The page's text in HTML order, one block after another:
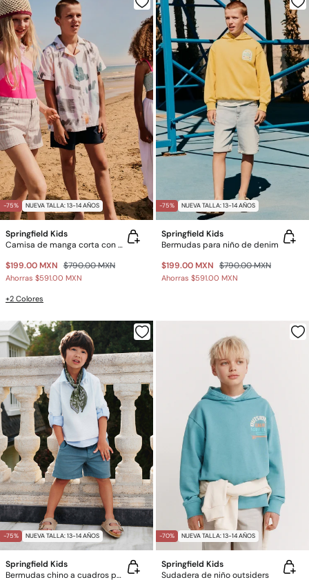
-75% NUEVA TALLA: 13-14 AÑOS
Springfield Kids
Camisa de manga corta con pinceladas para niño
$199.00 MXN $790.00 MXN
Ahorras $591.00 MXN
+2 Colores
-75% NUEVA TALLA: 13-14 AÑOS
Springfield Kids
Bermudas para niño de denim
$199.00 MXN $790.00 MXN
Ahorras $591.00 MXN
-75% NUEVA TALLA: 13-14 AÑOS
Springfield Kids
Bermudas chino a cuadros para niño
-70% NUEVA TALLA: 13-14 AÑOS
Springfield Kids
Sudadera de niño outsiders